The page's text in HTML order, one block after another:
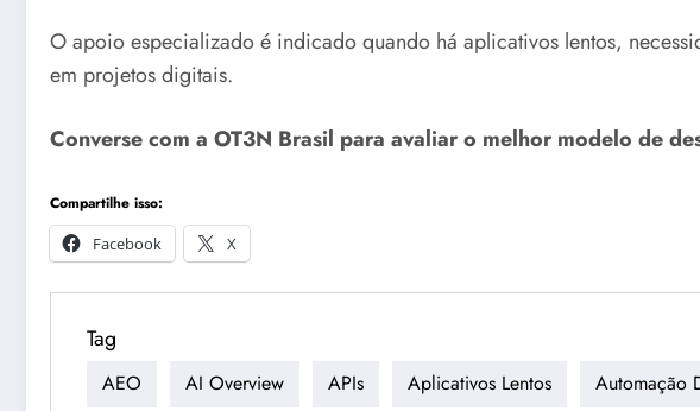
O apoio especializado é indicado quando há aplicativos lentos,
em projetos digitais.
Converse com a OT3N Brasil para avaliar o melhor modelo de
Compartilhe isso:
Facebook
X
Tag
AEO AI Overview APIs Aplicativos Lentos Automação